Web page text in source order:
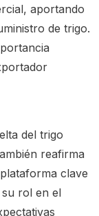
aportando
de trigo.
del trigo
reafirma
clave
su rol en el